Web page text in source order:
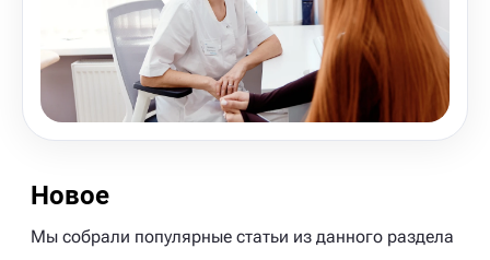
Новое
Мы собрали популярные статьи из данного раздела